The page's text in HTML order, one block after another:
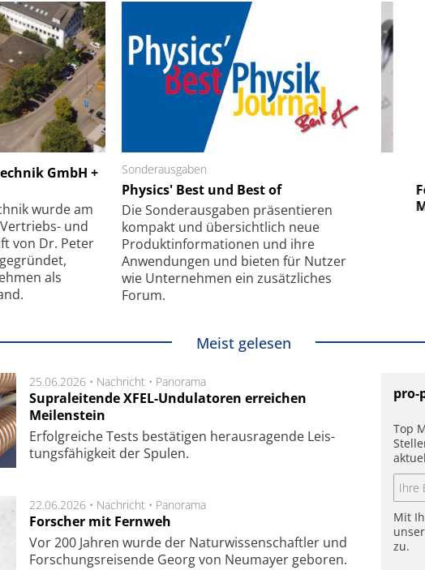
GmbH +
wurde am
und
von Dr. Peter
als
Sonderausgaben
Physics' Best und Best of
Die Sonder­ausgaben präsentieren
kompakt und übersichtlich neue
Produkt­informationen und ihre
Anwendungen und bieten für Nutzer
wie Unternehmen ein zusätzliches
Forum.
GmbH
Elektronenmikroskopie auf
kleinstem Raum
Meist gelesen
25.06.2026 • Nachricht • Panorama
Supraleitende XFEL-Undulatoren erreichen
Meilenstein
Er­folg­rei­che Tests be­stä­ti­gen he­raus­ra­gen­de Leis­
tungs­fä­hig­keit der Spu­len.
22.06.2026 • Nachricht • Panorama
Forscher mit Fernweh
Vor 200 Jahren wurde der Naturwissenschaftler und
Forschungsreisende Georg von Neumayer geboren.
pro-
Top
Mit
zu.